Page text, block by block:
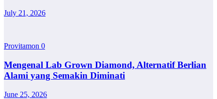
July 21, 2026
Provitamon 0
Mengenal Lab Grown Diamond, Alternatif Berlian
Alami yang Semakin Diminati
June 25, 2026